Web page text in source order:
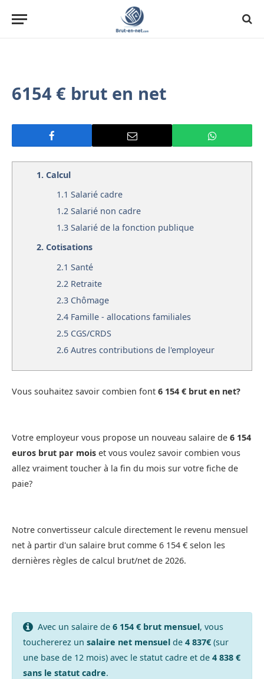
6154 € brut en net
1. Calcul
1.1 Salarié cadre
1.2 Salarié non cadre
1.3 Salarié de la fonction publique
2. Cotisations
2.1 Santé
2.2 Retraite
2.3 Chômage
2.4 Famille - allocations familiales
2.5 CGS/CRDS
2.6 Autres contributions de l'employeur
Vous souhaitez savoir combien font 6 154 € brut en net?
Votre employeur vous propose un nouveau salaire de 6 154
euros brut par mois et vous voulez savoir combien vous
allez vraiment toucher à la fin du mois sur votre fiche de
paie?
Notre convertisseur calcule directement le revenu mensuel
net à partir d'un salaire brut comme 6 154 € selon les
dernières règles de calcul brut/net de 2026.
Avec un salaire de 6 154 € brut mensuel, vous
touchererez un salaire net mensuelde 4 837€(sur
une base de 12 mois) avec le statut cadre et de 4 838 €
sans le statut cadre.